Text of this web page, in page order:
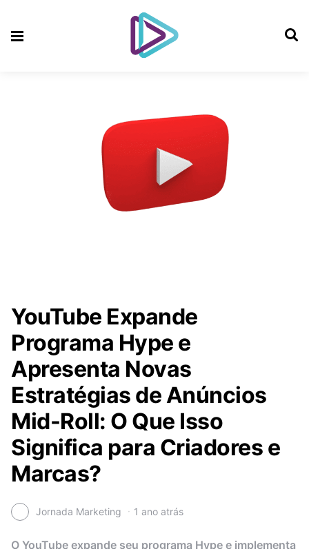
YouTube Expande
Programa Hype e
Apresenta Novas
Estratégias de Anúncios
Mid-Roll: O Que Isso
Significa para Criadores e
Marcas?
Jornada Marketing 1 ano atrás
O YouTube expande seu programa Hype e implementa